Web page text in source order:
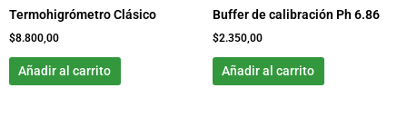
Termohigrómetro Clásico
$8.800,00
Añadir al carrito
Buffer de calibración Ph 6.86
$2.350,00
Añadir al carrito